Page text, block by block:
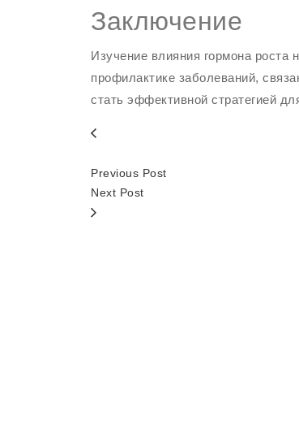
Заключение
Изучение влияния гормона роста
профилактике заболеваний,
стать эффективной стратегией
Previous Post
Next Post